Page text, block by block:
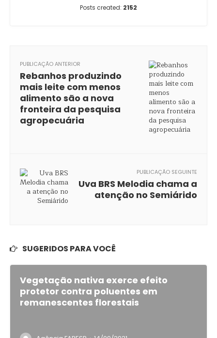
Posts created: 2152
PUBLICAÇÃO ANTERIOR
Rebanhos produzindo
mais leite com menos
alimento são a nova
fronteira da pesquisa
agropecuária
PUBLICAÇÃO SEGUINTE
Uva BRS Melodia chama a
atenção no Semiárido
SUGERIDOS PARA VOCÊ
Vegetação nativa exerce efeito
protetor contra poluentes em
remanescentes florestais